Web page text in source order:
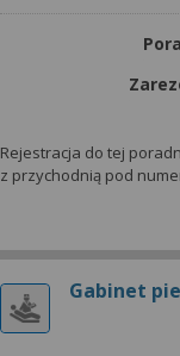
Rejestracja do tej
z przychodnią pod
Gabinet